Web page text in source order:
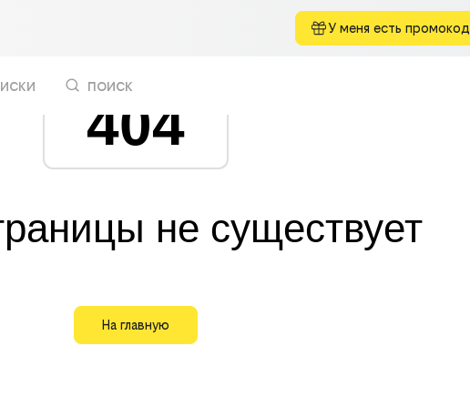
У меня есть промокод
поиск
404
не существует
На главную